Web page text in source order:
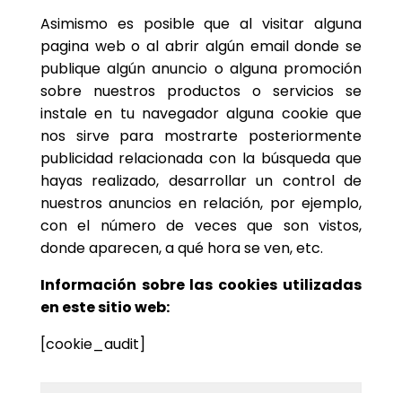
Asimismo es posible que al visitar alguna
pagina web o al abrir algún email donde se
publique algún anuncio o alguna promoción
sobre nuestros productos o servicios se
instale en tu navegador alguna cookie que
nos sirve para mostrarte posteriormente
publicidad relacionada con la búsqueda que
hayas realizado, desarrollar un control de
nuestros anuncios en relación, por ejemplo,
con el número de veces que son vistos,
donde aparecen, a qué hora se ven, etc.
Información sobre las cookies utilizadas
en este sitio web:
[cookie_audit]